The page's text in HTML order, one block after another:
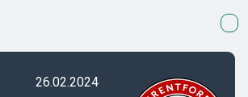
26.02.2024